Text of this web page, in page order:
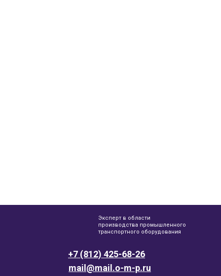
Эксперт в области
производства промышленного
транспортного оборудования
+7 (812) 425-68-26
mail@mail.o-m-p.ru